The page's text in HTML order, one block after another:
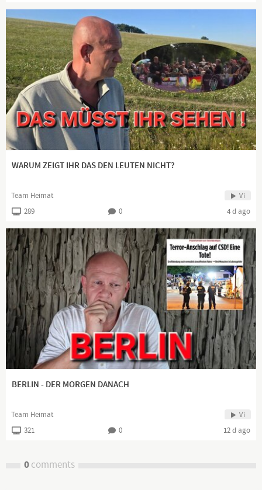
WARUM ZEIGT IHR DAS DEN LEUTEN NICHT?
Team Heimat Vi
289 0 4 d ago
BERLIN - DER MORGEN DANACH
Team Heimat Vi
321 0 12 d ago
0comments